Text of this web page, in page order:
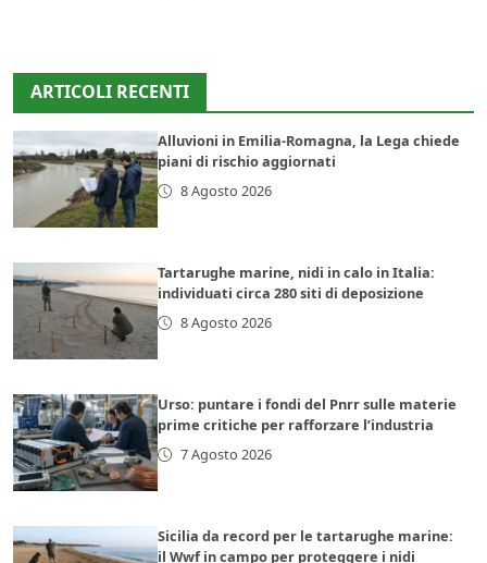
ARTICOLI RECENTI
Alluvioni in Emilia-Romagna, la Lega chiede
piani di rischio aggiornati
8 Agosto 2026
Tartarughe marine, nidi in calo in Italia:
individuati circa 280 siti di deposizione
8 Agosto 2026
Urso: puntare i fondi del Pnrr sulle materie
prime critiche per rafforzare l’industria
7 Agosto 2026
Sicilia da record per le tartarughe marine:
il Wwf in campo per proteggere i nidi